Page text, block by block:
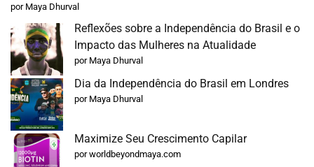
por Maya Dhurval
Reflexões sobre a Independência do Brasil e o
Impacto das Mulheres na Atualidade
por Maya Dhurval
Dia da Independência do Brasil em Londres
por Maya Dhurval
Maximize Seu Crescimento Capilar
por worldbeyondmaya.com